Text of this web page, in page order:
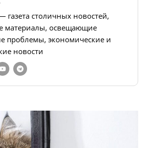
газета столичных новостей,
материалы, освещающие
проблемы, экономические и
новости